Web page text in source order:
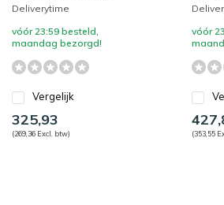
Deliverytime
vóór 23:59 besteld,
maandag bezorgd!
Vergelijk
325,93
(269,36 Excl. btw)
vóór
(353,55